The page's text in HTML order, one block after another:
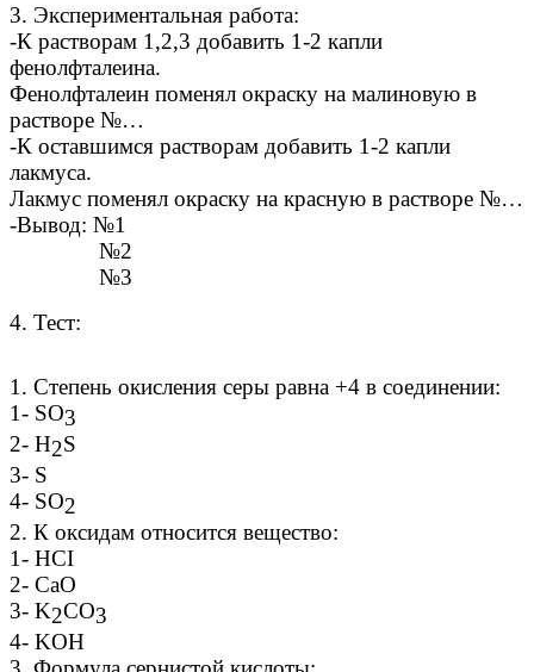
3. Экспериментальная работа:
-К растворам 1,2,3 добавить 1-2 капли
фенолфталеина.
Фенолфталеин поменял окраску на малиновую в
растворе №…
-К оставшимся растворам добавить 1-2 капли
лакмуса.
Лакмус поменял окраску на красную в растворе №…
-Вывод: №1
№2
№3
4. Тест:
1. Степень окисления серы равна +4 в соединении:
1- SO3
2- H2S
3- S
4- SO2
2. К оксидам относится вещество:
1- HCI
2- CaO
3- K2CO3
4- KOH